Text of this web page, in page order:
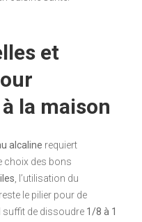
et
la maison
alcaline requiert
choix des bons
, l’utilisation du
le pilier pour de
de dissoudre 1/8 à 1